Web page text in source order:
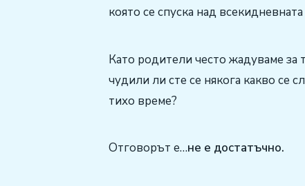
която се спуска над
Като родители често жадуваме
чудили ли сте се някога какво се
тихо време?
Отговорът е…не е достатъчно.